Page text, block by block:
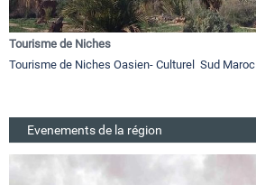
Tourisme de Niches
Tourisme de Niches Oasien- Culturel Sud Maroc
Evenements de la région